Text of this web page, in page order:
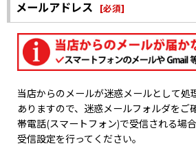
メールアドレス [必須]
当店からのメールが迷惑メールとして処
ありますので、迷惑メールフォルダをご
帯電話(スマートフォン)で受信される場
受信設定を行ってください。